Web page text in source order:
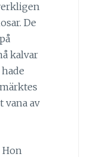
De
kalvar
vana av